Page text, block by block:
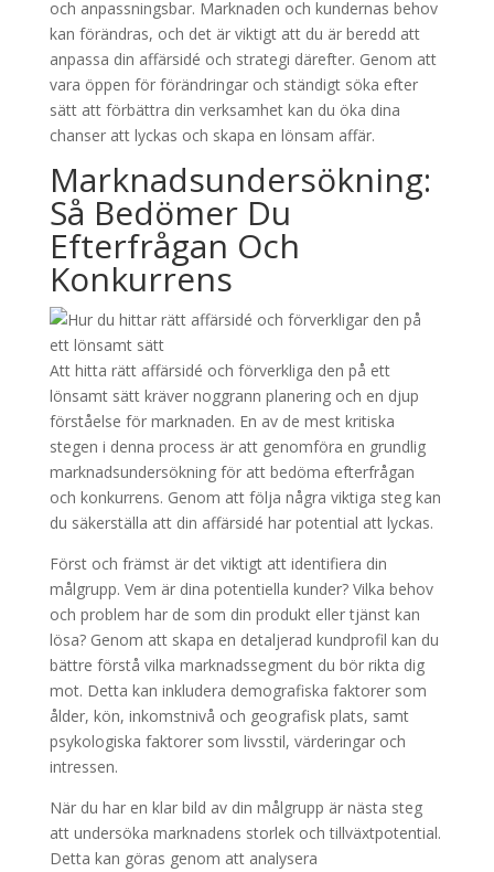
och anpassningsbar. Marknaden och kundernas behov
kan förändras, och det är viktigt att du är beredd att
anpassa din affärsidé och strategi därefter. Genom att
vara öppen för förändringar och ständigt söka efter
sätt att förbättra din verksamhet kan du öka dina
chanser att lyckas och skapa en lönsam affär.
Marknadsundersökning:
Så Bedömer Du
Efterfrågan Och
Konkurrens
Att hitta rätt affärsidé och förverkliga den på ett
lönsamt sätt kräver noggrann planering och en djup
förståelse för marknaden. En av de mest kritiska
stegen i denna process är att genomföra en grundlig
marknadsundersökning för att bedöma efterfrågan
och konkurrens. Genom att följa några viktiga steg kan
du säkerställa att din affärsidé har potential att lyckas.
Först och främst är det viktigt att identifiera din
målgrupp. Vem är dina potentiella kunder? Vilka behov
och problem har de som din produkt eller tjänst kan
lösa? Genom att skapa en detaljerad kundprofil kan du
bättre förstå vilka marknadssegment du bör rikta dig
mot. Detta kan inkludera demografiska faktorer som
ålder, kön, inkomstnivå och geografisk plats, samt
psykologiska faktorer som livsstil, värderingar och
intressen.
När du har en klar bild av din målgrupp är nästa steg
att undersöka marknadens storlek och tillväxtpotential.
Detta kan göras genom att analysera